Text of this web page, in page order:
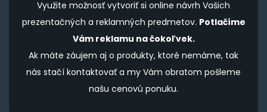
Využite možnosť vytvoriť si online návrh Vašich
prezentačných a reklamných predmetov. Potlačíme
Vám reklamu na čokoľvek.
Ak máte záujem aj o produkty, ktoré nemáme, tak
nás stačí kontaktovať a my Vám obratom pošleme
našu cenovú ponuku.